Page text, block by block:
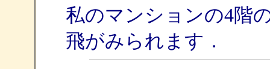
私のマンションの4階
飛がみられます．